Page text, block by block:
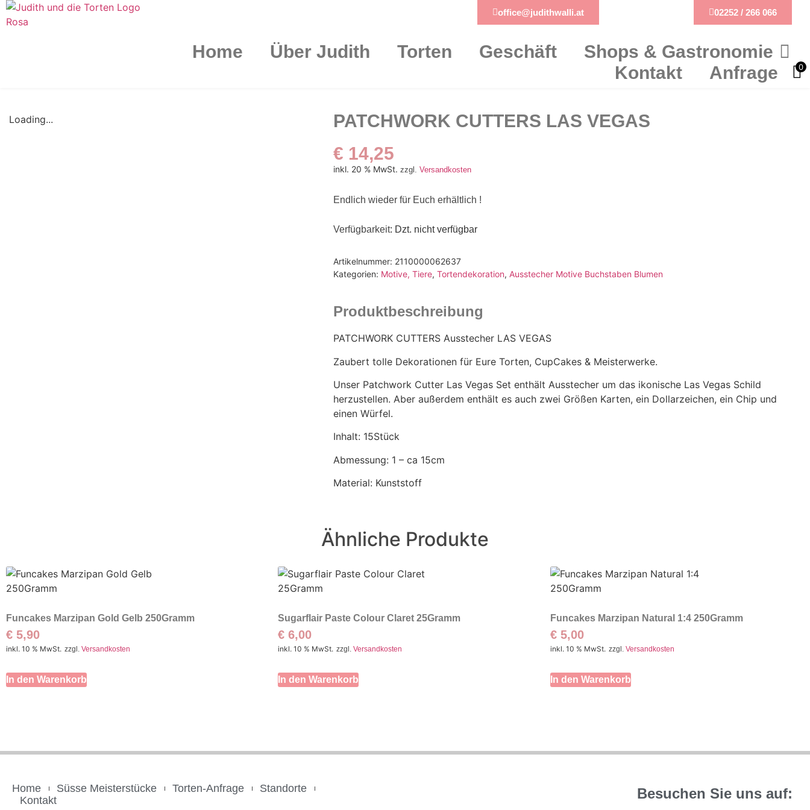
office@judithwalli.at 02252 / 266 066
Home Über Judith Torten Geschäft
Shops & Gastronomie
Kontakt
Anfrage 0
Loading...
PATCHWORK CUTTERS LAS VEGAS
€ 14,25
inkl. 20 % MwSt. zzgl. Versandkosten
Endlich wieder für Euch erhältlich !
Verfügbarkeit: Dzt. nicht verfügbar
Artikelnummer: 2110000062637
Kategorien: Motive, Tiere, Tortendekoration, Ausstecher Motive Buchstaben Blumen
Produktbeschreibung
PATCHWORK CUTTERS Ausstecher LAS VEGAS
Zaubert tolle Dekorationen für Eure Torten, CupCakes & Meisterwerke.
Unser Patchwork Cutter Las Vegas Set enthält Ausstecher um das ikonische Las Vegas Schild
herzustellen. Aber außerdem enthält es auch zwei Größen Karten, ein Dollarzeichen, ein Chip und
einen Würfel.
Inhalt: 15Stück
Abmessung: 1 – ca 15cm
Material: Kunststoff
Ähnliche Produkte
Funcakes Marzipan Gold Gelb 250Gramm
€ 5,90
inkl. 10 % MwSt. zzgl. Versandkosten
In den Warenkorb
Sugarflair Paste Colour Claret 25Gramm
€ 6,00
inkl. 10 % MwSt. zzgl.Versandkosten
In den Warenkorb
Funcakes Marzipan Natural 1:4 250Gramm
€5,00
inkl. 10 % MwSt. zzgl. Versandkosten
In den Warenkorb
Home Süsse Meisterstücke Torten-Anfrage
Standorte
Kontakt
Besuchen Sie uns auf: